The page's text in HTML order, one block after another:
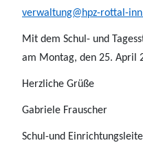
verwaltung@hpz-rottal-
Mit dem Schul- und
am Montag, den 25. April
Herzliche Grüße
Gabriele Frauscher
Schul-und